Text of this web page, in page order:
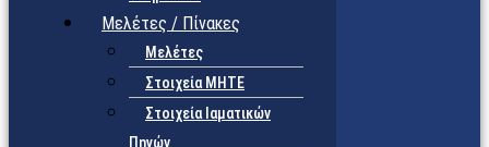
Μελέτες / Πίνακες
Μελέτες
Στοιχεία ΜΗΤΕ
Στοιχεία Ιαματικών
Πηγών